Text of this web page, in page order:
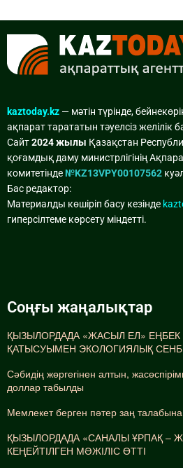
kaztoday.kz — мәтін түрінде,
ақпарат тарататын тәуелсіз желілік
Сайт2024 жылы Қазақстан
қоғамдық даму министрлігінің
комитетінде№KZ13VPY00107562
Бас редактор:
Материалды көшіріп басу кезінде
гиперсілтеме көрсету міндетті.
Соңғы жаңалықтар
ҚЫЗЫЛОРДАДА «ЖАСЫЛ ЕЛ»
ҚАТЫСУЫМЕН ЭКОЛОГИЯЛЫҚ
Сәбидің жөргегінен алтын,
доллар табылды
Мемлекет берген пәтер заң
ҚЫЗЫЛОРДАДА «САНАЛЫ ҰРПАҚ –
КЕҢЕЙТІЛГЕН МӘЖІЛІС ӨТТІ